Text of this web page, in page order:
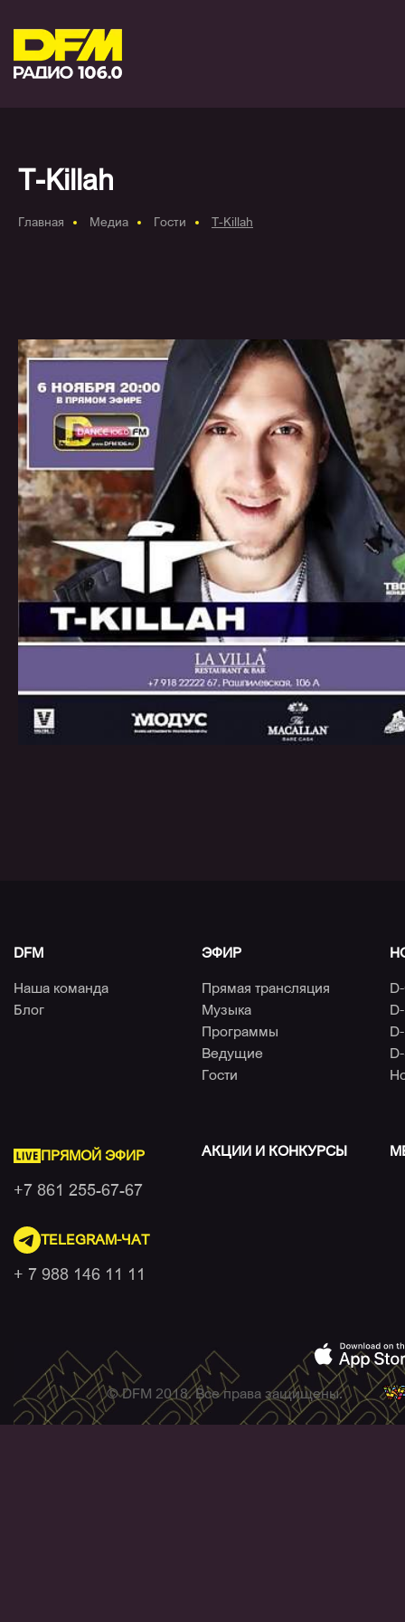
T-Killah
Главная Медиа Гости T-Killah
DFM
Наша команда
Блог
ЭФИР
Прямая трансляция
Музыка
Программы
Ведущие
Гости
ПРЯМОЙ ЭФИР
+7 861 255-67-67
TELEGRAM-ЧАТ
+ 7 988 146 11 11
АКЦИИ И КОНКУРСЫ
© DFM 2018. Все права защищены.